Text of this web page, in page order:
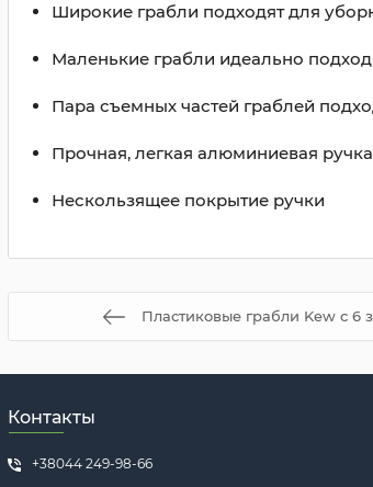
Широкие грабли подходят для
Маленькие грабли идеально
Пара съемных частей граблей
Прочная, легкая алюминиевая ручка
Нескользящее покрытие ручки
Пластиковые грабли Kew с 6
Контакты
+38044 249-98-66